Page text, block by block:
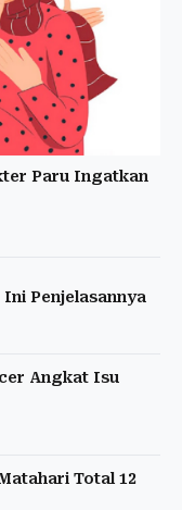
Paru Ingatkan
Penjelasannya
Angkat Isu
Total 12